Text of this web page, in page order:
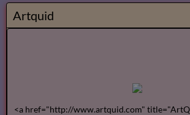
Bibliothéque des Pièces de Théâtre